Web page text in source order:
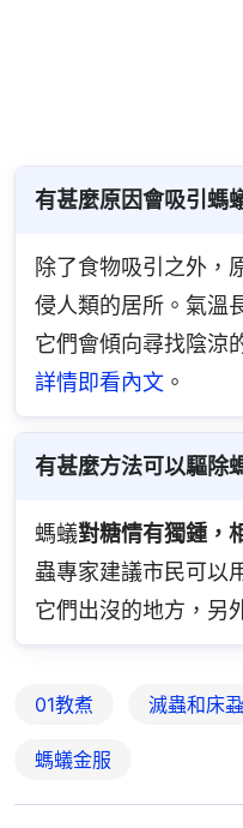
有甚麼原因會吸引螞
除了食物吸引之外，
侵人類的居所。氣溫
它們會傾向尋找陰涼
詳情即看內文 。
有甚麼方法可以驅除
螞蟻對糖情有獨鍾，
蟲專家建議市民可以
它們出沒的地方，另
01教煮 滅蟲和床蝨
螞蟻金服